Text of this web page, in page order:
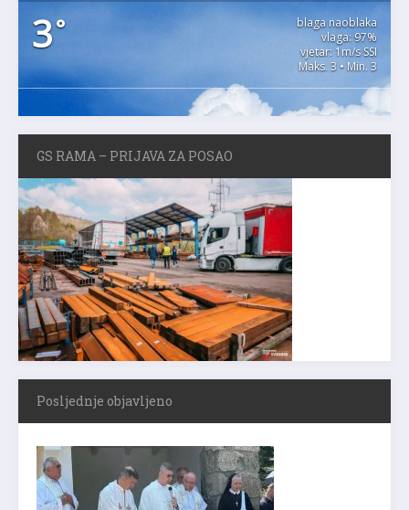
3°
blaga naoblaka
vlaga: 97%
vjetar: 1m/s SSI
Maks. 3 • Min. 3
GS RAMA – PRIJAVA ZA POSAO
Posljednje objavljeno